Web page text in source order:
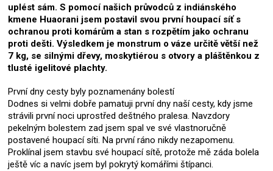
uplést sám. S pomocí našich průvodců z indiánského
kmene Huaorani jsem postavil svou první houpací síť s
ochranou proti komárům a stan s rozpětím jako ochranu
proti dešti. Výsledkem je monstrum o váze určitě větší než
7 kg, se silnými dřevy, moskytiérou s otvory a pláštěnkou z
tlusté igelitové plachty.
První dny cesty byly poznamenány bolestí
Dodnes si velmi dobře pamatuji první dny naší cesty, kdy jsme
strávili první noci uprostřed deštného pralesa. Navzdory
pekelným bolestem zad jsem spal ve své vlastnoručně
postavené houpací síti. Na první ráno nikdy nezapomenu.
Proklínal jsem stavbu své houpací sítě, protože mě záda bolela
ještě víc a navíc jsem byl pokrytý komářími štípanci.